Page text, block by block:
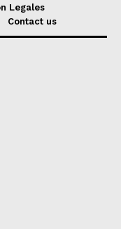
Legales
Contact us